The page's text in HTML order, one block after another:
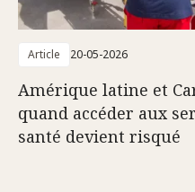
Article 20-05-2026
Amérique latine et
quand accéder aux
santé devient risqué